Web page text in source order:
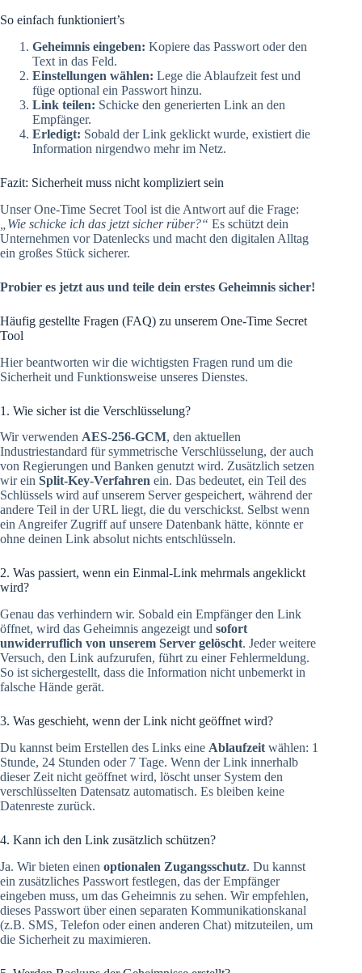
So einfach funktioniert’s
Geheimnis eingeben: Kopiere das Passwort oder den
Text in das Feld.
Einstellungen wählen: Lege die Ablaufzeit fest und
füge optional ein Passwort hinzu.
Link teilen: Schicke den generierten Link an den
Empfänger.
Erledigt: Sobald der Link geklickt wurde, existiert die
Information nirgendwo mehr im Netz.
Fazit: Sicherheit muss nicht kompliziert sein
Unser One-Time Secret Tool ist die Antwort auf die Frage:
„Wie schicke ich das jetzt sicher rüber?“ Es schützt dein
Unternehmen vor Datenlecks und macht den digitalen Alltag
ein großes Stück sicherer.
Probier es jetzt aus und teile dein erstes Geheimnis sicher!
Häufig gestellte Fragen (FAQ) zu unserem One-Time Secret
Tool
Hier beantworten wir die wichtigsten Fragen rund um die
Sicherheit und Funktionsweise unseres Dienstes.
1. Wie sicher ist die Verschlüsselung?
Wir verwenden AES-256-GCM, den aktuellen
Industriestandard für symmetrische Verschlüsselung, der auch
von Regierungen und Banken genutzt wird. Zusätzlich setzen
wir ein Split-Key-Verfahren ein. Das bedeutet, ein Teil des
Schlüssels wird auf unserem Server gespeichert, während der
andere Teil in der URL liegt, die du verschickst. Selbst wenn
ein Angreifer Zugriff auf unsere Datenbank hätte, könnte er
ohne deinen Link absolut nichts entschlüsseln.
2. Was passiert, wenn ein Einmal-Link mehrmals angeklickt
wird?
Genau das verhindern wir. Sobald ein Empfänger den Link
öffnet, wird das Geheimnis angezeigt und sofort
unwiderruflich von unserem Server gelöscht. Jeder weitere
Versuch, den Link aufzurufen, führt zu einer Fehlermeldung.
So ist sichergestellt, dass die Information nicht unbemerkt in
falsche Hände gerät.
3. Was geschieht, wenn der Link nicht geöffnet wird?
Du kannst beim Erstellen des Links eine Ablaufzeit wählen: 1
Stunde, 24 Stunden oder 7 Tage. Wenn der Link innerhalb
dieser Zeit nicht geöffnet wird, löscht unser System den
verschlüsselten Datensatz automatisch. Es bleiben keine
Datenreste zurück.
4. Kann ich den Link zusätzlich schützen?
Ja. Wir bieten einen optionalen Zugangsschutz. Du kannst
ein zusätzliches Passwort festlegen, das der Empfänger
eingeben muss, um das Geheimnis zu sehen. Wir empfehlen,
dieses Passwort über einen separaten Kommunikationskanal
(z.B. SMS, Telefon oder einen anderen Chat) mitzuteilen, um
die Sicherheit zu maximieren.